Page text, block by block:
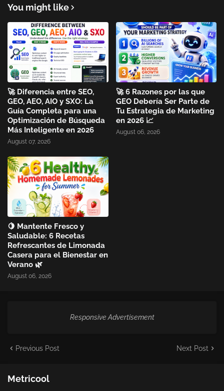
You might like
🚀 Diferencia entre SEO,
GEO, AEO, AIO y SXO: La
Guía Completa para una
Optimización de Búsqueda
Más Inteligente en 2026
August 07, 2026
🚀 6 Razones por las que
GEO Debería Ser Parte de
Tu Estrategia de Marketing
en 2026 📈
August 06, 2026
🍋 Mantente Fresco y
Saludable: 6 Recetas
Refrescantes de Limonada
Casera para el Bienestar en
Verano 🌿
August 06, 2026
Responsive Advertisement
Previous Post Next Post
Metricool